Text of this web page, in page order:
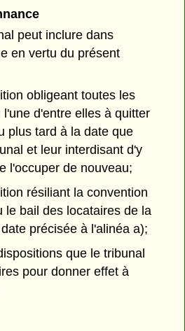
peut inclure dans
en vertu du présent
obligeant toutes les
l'une d'entre elles à quitter
plus tard à la date que
et leur interdisant d'y
l'occuper de nouveau;
résiliant la convention
le bail des locataires de la
précisée à l'alinéa a);
que le tribunal
pour donner effet à